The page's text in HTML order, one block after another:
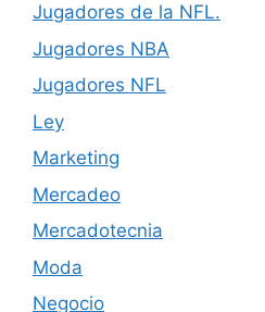
Jugadores de la NFL.
Jugadores NBA
Jugadores NFL
Ley
Marketing
Mercadeo
Mercadotecnia
Moda
Negocio